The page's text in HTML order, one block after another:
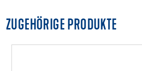
ZUGEHÖRIGE PRODUKTE